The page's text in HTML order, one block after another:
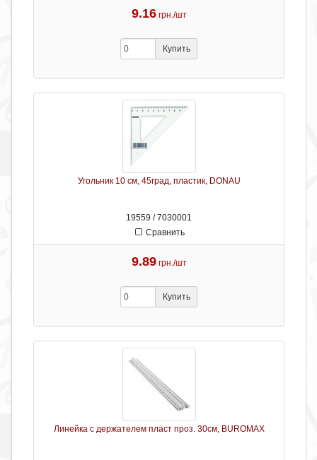
9.16 грн./шт
Купить
Угольник 10 см, 45град, пластик, DONAU
19559 / 7030001
Сравнить
9.89 грн./шт
Купить
Линейка с держателем пласт проз. 30см, BUROMAX